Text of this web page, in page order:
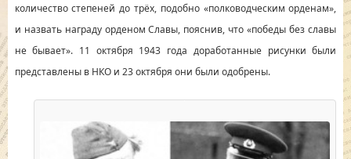
количество степеней до трёх, подобно «полководческим орденам»,
и назвать награду орденом Славы, пояснив, что «победы без славы
не бывает». 11 октября 1943 года доработанные рисунки были
представлены в НКО и 23 октября они были одобрены.